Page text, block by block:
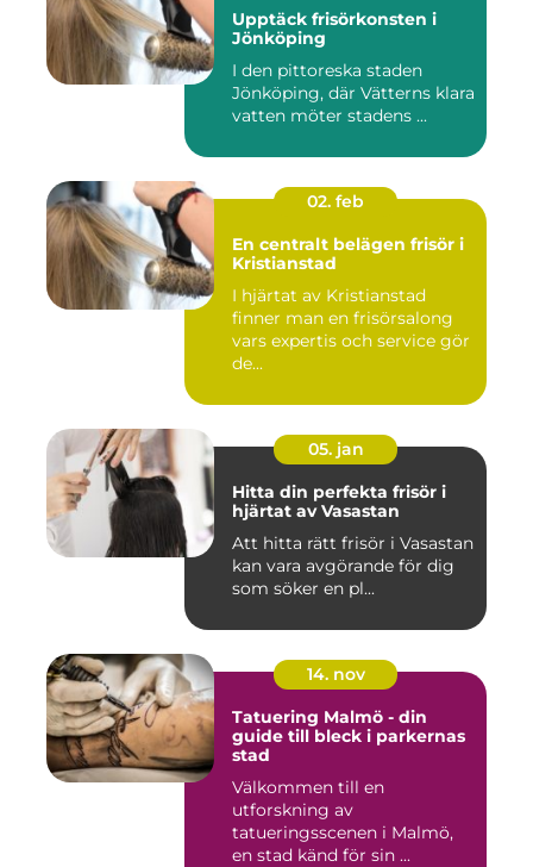
Upptäck frisörkonsten i
Jönköping
I den pittoreska staden
Jönköping, där Vätterns klara
vatten möter stadens ...
02. feb
En centralt belägen frisör i
Kristianstad
I hjärtat av Kristianstad
finner man en frisörsalong
vars expertis och service gör
de...
05. jan
Hitta din perfekta frisör i
hjärtat av Vasastan
Att hitta rätt frisör i Vasastan
kan vara avgörande för dig
som söker en pl...
14. nov
Tatuering Malmö - din
guide till bleck i parkernas
stad
Välkommen till en
utforskning av
tatueringsscenen i Malmö,
en stad känd för sin ...